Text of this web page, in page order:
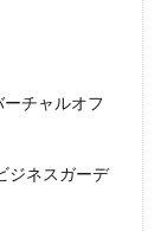
ーチャルオフ
ジネスガーデ